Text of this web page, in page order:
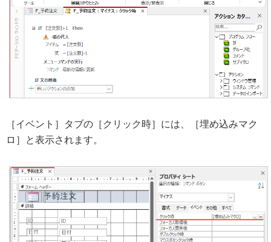
［イベント］タブの［クリック時］には、［埋め込みマク
ロ］と表示されます。